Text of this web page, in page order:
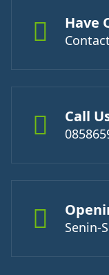
Have
Call
Senin-